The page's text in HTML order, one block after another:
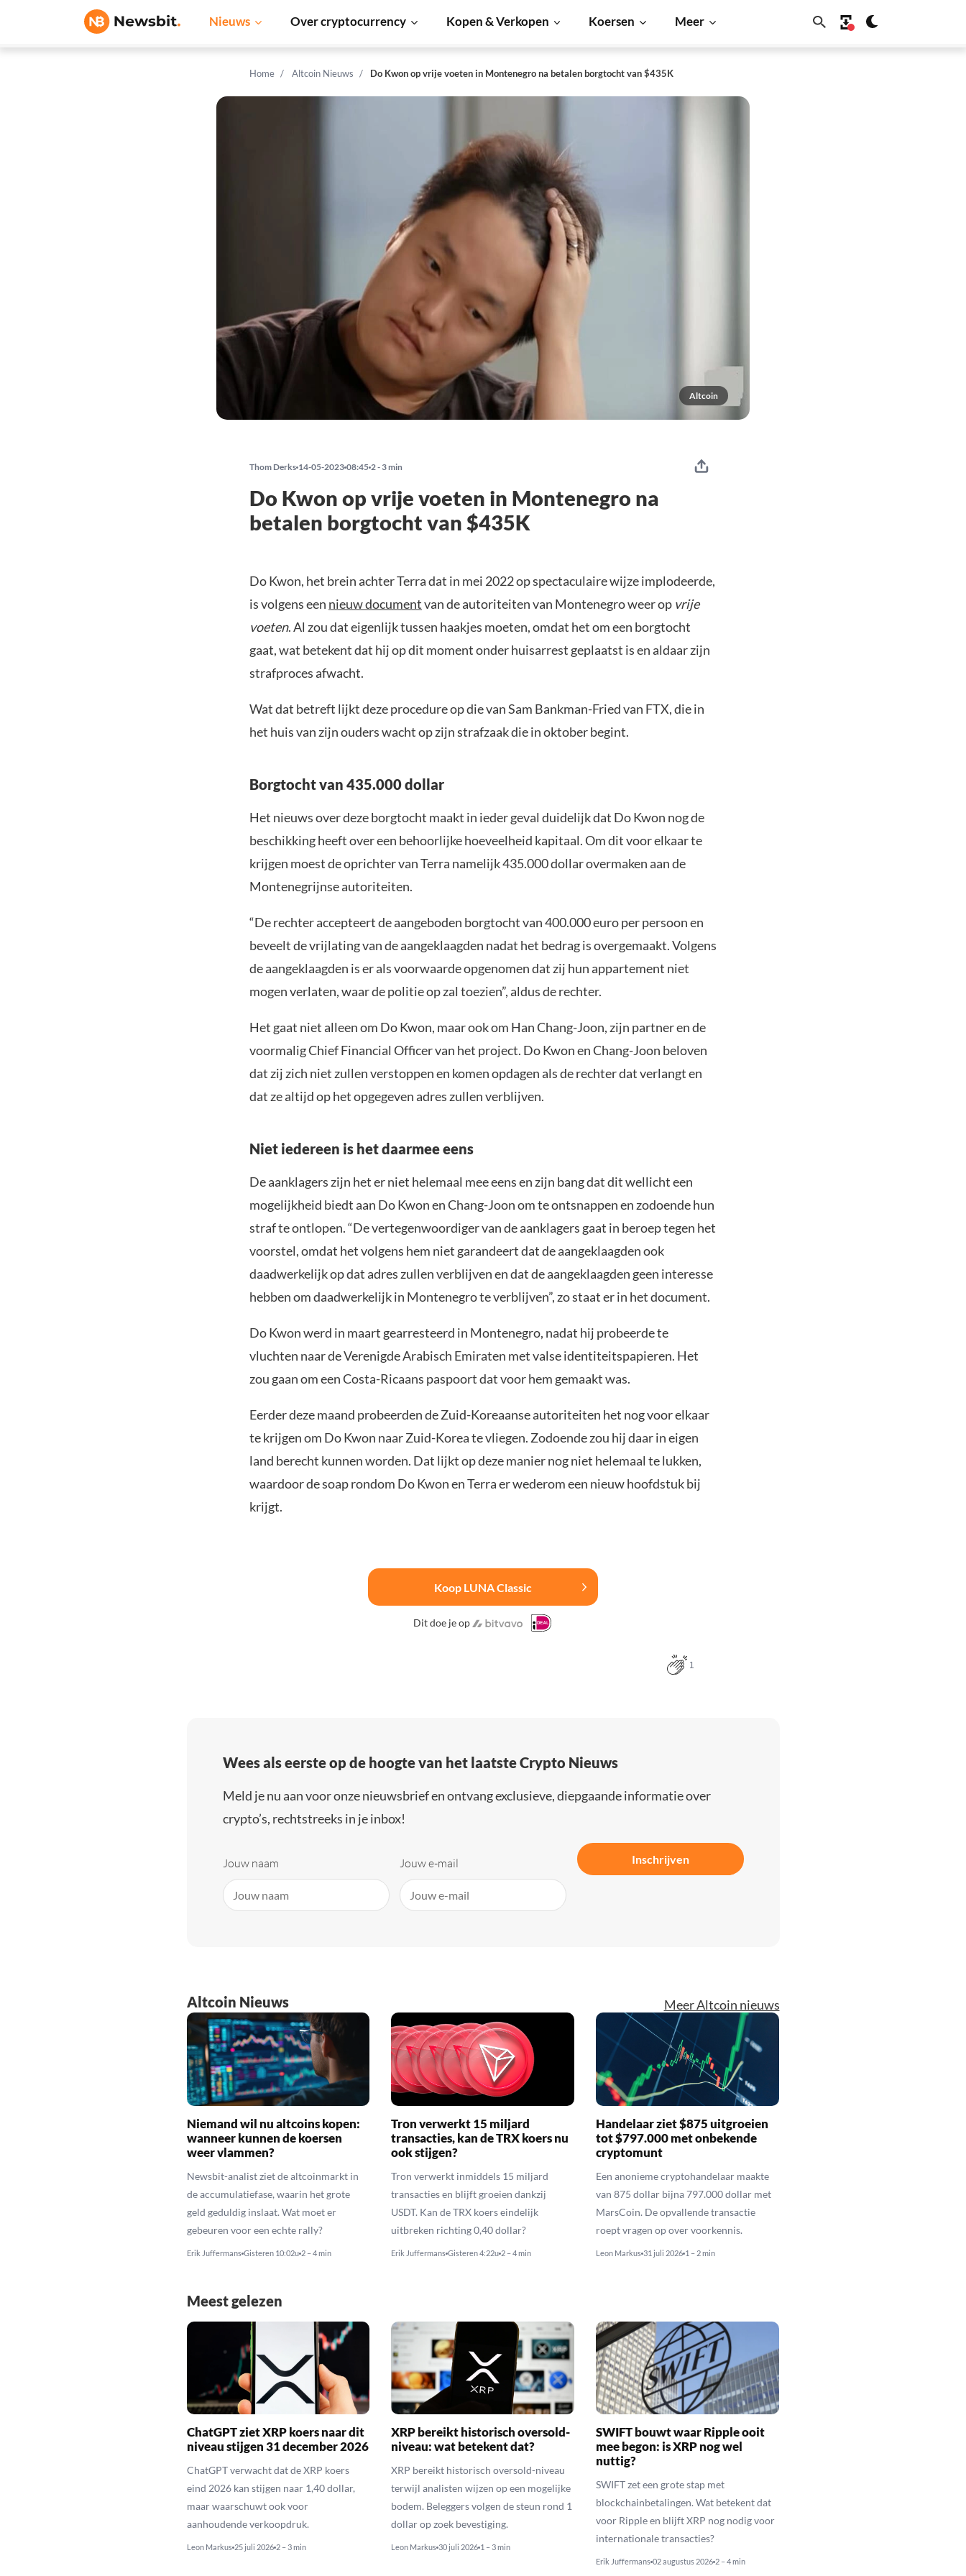
Nieuws Over cryptocurrency Kopen & Verkopen Koersen Meer
Home Altcoin Nieuws Do Kwon op vrije voeten in Montenegro na betalen borgtocht van $435K
Altcoin
Thom Derks 14-05-2023 08:45 2 - 3 min
Do Kwon op vrije voeten in Montenegro na
betalen borgtocht van $435K
Do Kwon, het brein achter Terra dat in mei 2022 op spectaculaire wijze implodeerde,
is volgens een nieuw documentvan de autoriteiten van Montenegro weer op vrije
voeten. Al zou dat eigenlijk tussen haakjes moeten, omdat het om een borgtocht
gaat, wat betekent dat hij op dit moment onder huisarrest geplaatst is en aldaar zijn
strafproces afwacht.
Wat dat betreft lijkt deze procedure op die van Sam Bankman-Fried van FTX, die in
het huis van zijn ouders wacht op zijn strafzaak die in oktober begint.
Borgtocht van 435.000 dollar
Het nieuws over deze borgtocht maakt in ieder geval duidelijk dat Do Kwon nog de
beschikking heeft over een behoorlijke hoeveelheid kapitaal. Om dit voor elkaar te
krijgen moest de oprichter van Terra namelijk 435.000 dollar overmaken aan de
Montenegrijnse autoriteiten.
“De rechter accepteert de aangeboden borgtocht van 400.000 euro per persoon en
beveelt de vrijlating van de aangeklaagden nadat het bedrag is overgemaakt. Volgens
de aangeklaagden is er als voorwaarde opgenomen dat zij hun appartement niet
mogen verlaten, waar de politie op zal toezien”, aldus de rechter.
Het gaat niet alleen om Do Kwon, maar ook om Han Chang-Joon, zijn partner en de
voormalig Chief Financial Officer van het project. Do Kwon en Chang-Joon beloven
dat zij zich niet zullen verstoppen en komen opdagen als de rechter dat verlangt en
dat ze altijd op het opgegeven adres zullen verblijven.
Niet iedereen is het daarmee eens
De aanklagers zijn het er niet helemaal mee eens en zijn bang dat dit wellicht een
mogelijkheid biedt aan Do Kwon en Chang-Joon om te ontsnappen en zodoende hun
straf te ontlopen. “De vertegenwoordiger van de aanklagers gaat in beroep tegen het
voorstel, omdat het volgens hem niet garandeert dat de aangeklaagden ook
daadwerkelijk op dat adres zullen verblijven en dat de aangeklaagden geen interesse
hebben om daadwerkelijk in Montenegro te verblijven”, zo staat er in het document.
Do Kwon werd in maart gearresteerd in Montenegro, nadat hij probeerde te
vluchten naar de Verenigde Arabisch Emiraten met valse identiteitspapieren. Het
zou gaan om een Costa-Ricaans paspoort dat voor hem gemaakt was.
Eerder deze maand probeerden de Zuid-Koreaanse autoriteiten het nog voor elkaar
te krijgen om Do Kwon naar Zuid-Korea te vliegen. Zodoende zou hij daar in eigen
land berecht kunnen worden. Dat lijkt op deze manier nog niet helemaal te lukken,
waardoor de soap rondom Do Kwon en Terra er wederom een nieuw hoofdstuk bij
krijgt.
Koop LUNA Classic
Dit doe je op
1
Wees als eerste op de hoogte van het laatste Crypto Nieuws
Meld je nu aan voor onze nieuwsbrief en ontvang exclusieve, diepgaande informatie over
crypto’s, rechtstreeks in je inbox!
Jouw naam Jouw e-mail Inschrijven
Altcoin Nieuws Meer Altcoin nieuws
Niemand wil nu altcoins kopen:
wanneer kunnen de koersen
weer vlammen?
Newsbit-analist ziet de altcoinmarkt in
de accumulatiefase, waarin het grote
geld geduldig inslaat. Wat moet er
gebeuren voor een echte rally?
Erik Juffermans Gisteren 10:02u 2 – 4 min
Tron verwerkt 15 miljard
transacties, kan de TRX koers nu
ook stijgen?
Tron verwerkt inmiddels 15 miljard
transacties en blijft groeien dankzij
USDT. Kan de TRX koers eindelijk
uitbreken richting 0,40 dollar?
Erik Juffermans Gisteren 4:22u 2 – 4 min
Handelaar ziet $875 uitgroeien
tot $797.000 met onbekende
cryptomunt
Een anonieme cryptohandelaar maakte
van 875 dollar bijna 797.000 dollar met
MarsCoin. De opvallende transactie
roept vragen op over voorkennis.
Leon Markus 31 juli 2026 1 – 2 min
Meest gelezen
ChatGPT ziet XRP koers naar dit
niveau stijgen 31 december 2026
ChatGPT verwacht dat de XRP koers
eind 2026 kan stijgen naar 1,40 dollar,
maar waarschuwt ook voor
aanhoudende verkoopdruk.
Leon Markus 25 juli 2026 2 – 3 min
XRP bereikt historisch oversold-
niveau: wat betekent dat?
XRP bereikt historisch oversold-niveau
terwijl analisten wijzen op een mogelijke
bodem. Beleggers volgen de steun rond 1
dollar op zoek bevestiging.
Leon Markus 30 juli 2026 1 – 3 min
SWIFT bouwt waar Ripple ooit
mee begon: is XRP nog wel
nuttig?
SWIFT zet een grote stap met
blockchainbetalingen. Wat betekent dat
voor Ripple en blijft XRP nog nodig voor
internationale transacties?
Erik Juffermans 02 augustus 2026 2 – 4 min